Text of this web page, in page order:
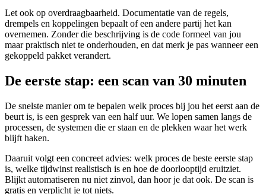
Let ook op overdraagbaarheid. Documentatie van de regels,
drempels en koppelingen bepaalt of een andere partij het kan
overnemen. Zonder die beschrijving is de code formeel van jou
maar praktisch niet te onderhouden, en dat merk je pas wanneer een
gekoppeld pakket verandert.
De eerste stap: een scan van 30 minuten
De snelste manier om te bepalen welk proces bij jou het eerst aan de
beurt is, is een gesprek van een half uur. We lopen samen langs de
processen, de systemen die er staan en de plekken waar het werk
blijft haken.
Daaruit volgt een concreet advies: welk proces de beste eerste stap
is, welke tijdwinst realistisch is en hoe de doorlooptijd eruitziet.
Blijkt automatiseren nu niet zinvol, dan hoor je dat ook. De scan is
gratis en verplicht je tot niets.